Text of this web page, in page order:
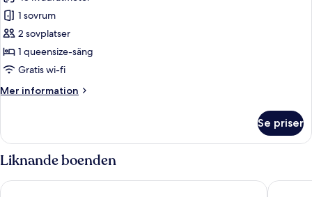
Studiosvit
Deluxe
-
1
säng
1 sovrum
2 sovplatser
1 queensize-säng
Gratis wi-fi
Mer information
Mer
Deluxe
-
1
queensize-
säng
Se priser
Liknande boenden
GRAND HILAI TAIPEI Green